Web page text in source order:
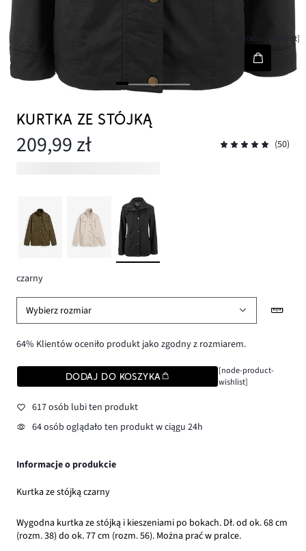
[node-product-wishlist]
KURTKA ZE STÓJKĄ
209,99 zł (50)
czarny
Wybierz rozmiar
64% Klientów oceniło produkt jako zgodny z rozmiarem.
DODAJ DO KOSZYKA
[node-product-
wishlist]
617 osób lubi ten produkt
64 osób oglądało ten produkt w ciągu 24h
Informacje o produkcie
Kurtka ze stójką czarny
Wygodna kurtka ze stójką i kieszeniami po bokach. Dł. od ok. 68 cm
(rozm. 38) do ok. 77 cm (rozm. 56). Można prać w pralce.